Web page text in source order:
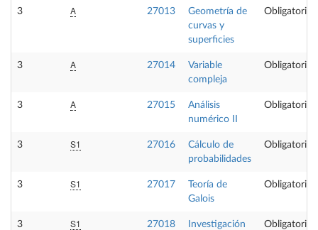
3 A 27013
Geometría de
curvas y
superficies
Obligatoria
3 A 27014
Variable
compleja
Obligatoria
3 A 27015
Análisis
numérico II
Obligatoria
3 S1 27016
Cálculo de
probabilidades
Obligatoria
3 S1 27017
Teoría de
Galois
Obligatoria
3 S1 27018
Investigación
Obligatoria